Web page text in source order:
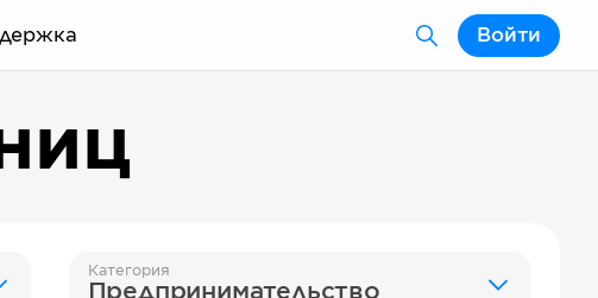
Войти
Категория
Предпринимательство